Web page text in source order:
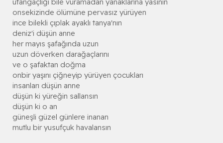
onsekizinde ölümüne pervasız yürüyen
ince bilekli çıplak ayaklı tanya'nın
deniz'i düşün anne
her mayıs şafağında uzun
uzun döverken darağaçlarını
ve o şafaktan doğma
onbir yaşını çiğneyip yürüyen çocukları
insanları düşün anne
düşün ki yüreğin sallansın
düşün ki o an
güneşli güzel günlere inanan
mutlu bir yusufçuk havalansın